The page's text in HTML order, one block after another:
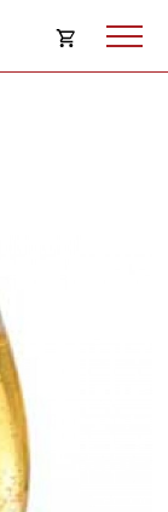
Opna